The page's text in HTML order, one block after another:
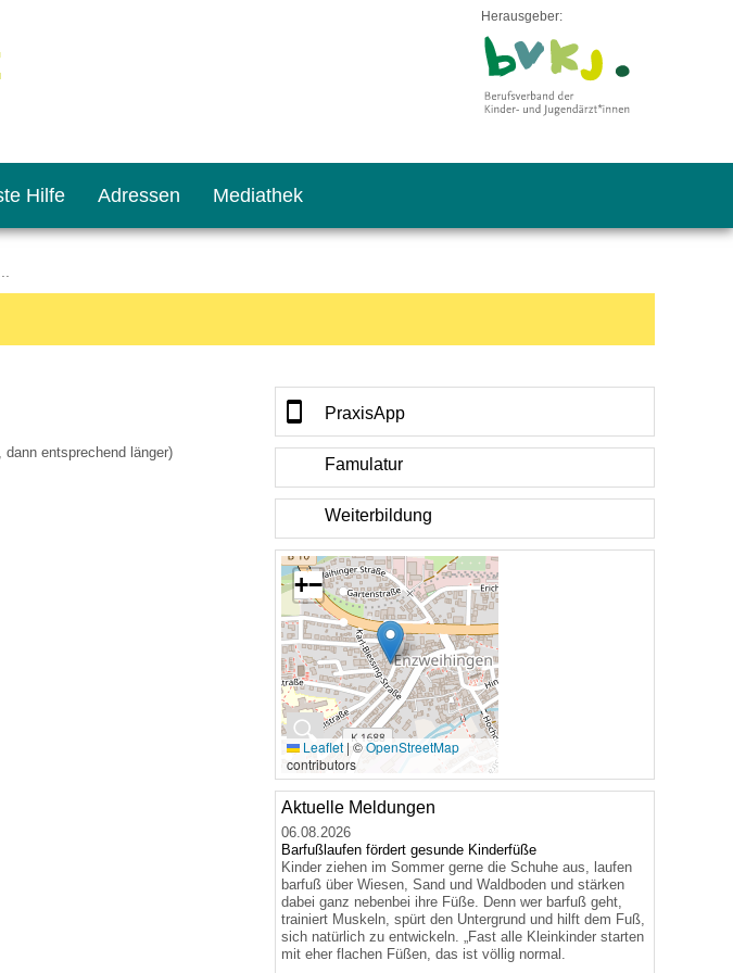
Herausgeber:
Hilfe Adressen Mediathek
entsprechend länger)
PraxisApp
Famulatur
Weiterbildung
🔍
+−
Leaflet |©OpenStreetMap
contributors
Aktuelle Meldungen
06.08.2026
Barfußlaufen fördert gesunde Kinderfüße
Kinder ziehen im Sommer gerne die Schuhe aus, laufen
barfuß über Wiesen, Sand und Waldboden und stärken
dabei ganz nebenbei ihre Füße. Denn wer barfuß geht,
trainiert Muskeln, spürt den Untergrund und hilft dem Fuß,
sich natürlich zu entwickeln. „Fast alle Kleinkinder starten
mit eher flachen Füßen, das ist völlig normal.